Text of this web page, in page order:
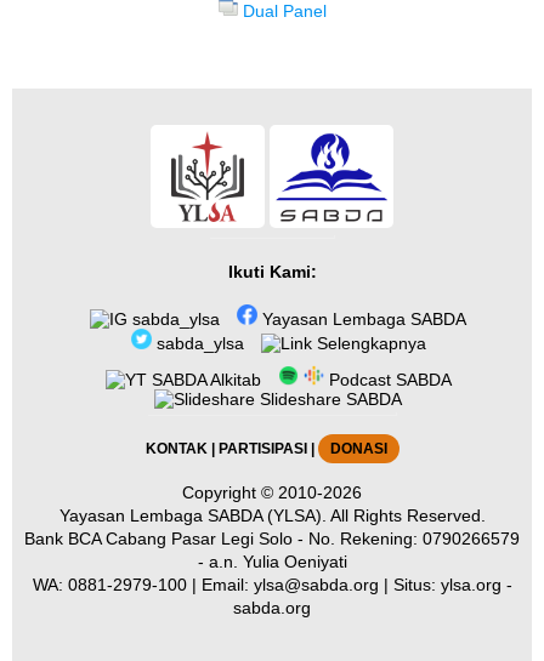
Dual Panel
Ikuti Kami:
sabda_ylsa
Yayasan Lembaga SABDA
sabda_ylsa
Selengkapnya
SABDA Alkitab
Podcast SABDA
Slideshare SABDA
KONTAK| PARTISIPASI DONASI
Copyright © 2010-2026
Yayasan Lembaga SABDA (YLSA). All Rights Reserved.
Bank BCA Cabang Pasar Legi Solo - No. Rekening: 0790266579
- a.n. Yulia Oeniyati
WA: 0881-2979-100| Email: ylsa@sabda.org | Situs: ylsa.org -
sabda.org